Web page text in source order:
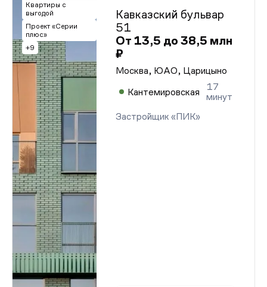
Квартиры с
выгодой
Проект «Серии
плюс»
+9
Кавказский бульвар
51
От 13,5 до 38,5 млн
₽
Москва, ЮАО, Царицыно
Кантемировская
17
минут
Застройщик «ПИК»